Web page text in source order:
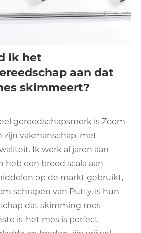
ik het
aan dat
skimmeert?
gereedschapsmerk is Zoom
zijn vakmanschap, met
Ik werk al jaren aan
heb een breed scala aan
op de markt gebruikt,
schrapen van Putty, is hun
dat skimming mes
is-het mes is perfect